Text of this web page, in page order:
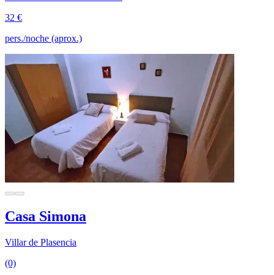
32 €
pers./noche (aprox.)
Casa Simona
Villar de Plasencia
(0)